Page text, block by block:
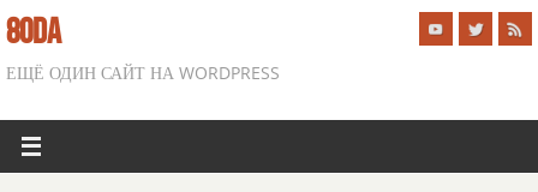
8ODA
ЕЩЁ ОДИН САЙТ НА WORDPRESS